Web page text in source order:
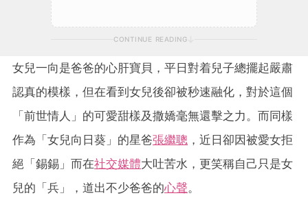
CONTINUE READING
女兒一向是爸爸的心肝寶貝，平日對着兒子總擺起嚴肅
認真的模樣，但在看到女兒後卻被秒速融化，對於這個
「前世情人」的可愛甜樣及撒嬌毫無還擊之力。而同樣
作為「女兒向日葵」的星爸張繼聰 ，近日卻因被愛女拒
絕「錫錫」而在社交媒體大吐苦水，更笑稱自己只是女
兒的「兵」，道出不少爸爸的心聲。